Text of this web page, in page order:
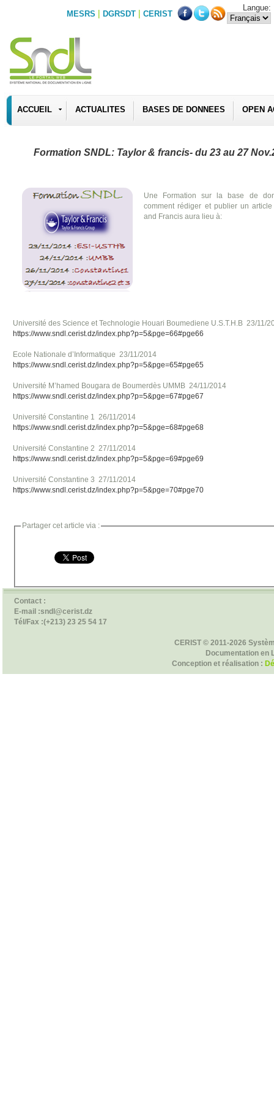
MESRS | DGRSDT | CERIST
Langue:
ACCUEIL ACTUALITES BASES DE DONNEES OPEN
Formation SNDL: Taylor & francis- du 23 au 27
Une Formation sur la base de
comment rédiger et publier un
and Francis aura lieu à:
Université des Science et Technologie Houari Boumediene U.S.T.H.B  23/11/
https://www.sndl.cerist.dz/index.php?p=5&pge=66#pge66
Ecole Nationale d’Informatique  23/11/2014
https://www.sndl.cerist.dz/index.php?p=5&pge=65#pge65
Université M’hamed Bougara de Boumerdès UMMB  24/11/2014
https://www.sndl.cerist.dz/index.php?p=5&pge=67#pge67
Université Constantine 1  26/11/2014
https://www.sndl.cerist.dz/index.php?p=5&pge=68#pge68
Université Constantine 2  27/11/2014
https://www.sndl.cerist.dz/index.php?p=5&pge=69#pge69
Université Constantine 3  27/11/2014
https://www.sndl.cerist.dz/index.php?p=5&pge=70#pge70
Partager cet article via :
Contact :
E-mail :sndl@cerist.dz
Tél/Fax :(+213) 23 25 54 17
CERIST © 2011-2026
Documentation en
Conception et réalisation :